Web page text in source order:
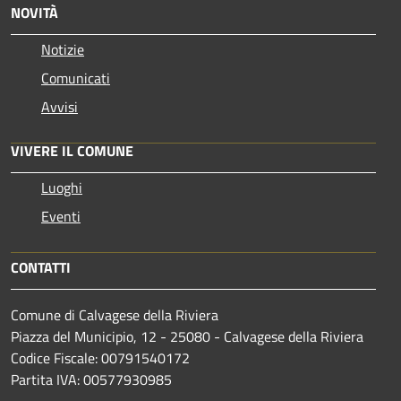
NOVITÀ
Notizie
Comunicati
Avvisi
VIVERE IL COMUNE
Luoghi
Eventi
CONTATTI
Comune di Calvagese della Riviera
Piazza del Municipio, 12 - 25080 - Calvagese della Riviera
Codice Fiscale: 00791540172
Partita IVA: 00577930985